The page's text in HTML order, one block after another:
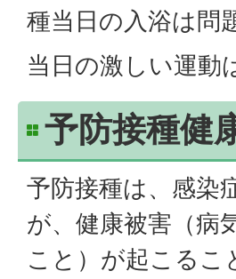
種当日の入浴は問
当日の激しい運動
予防接種健
予防接種は、感染
が、健康被害（病
こと）が起こる